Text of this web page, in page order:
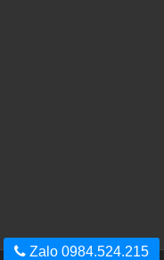
Zalo 0984.524.215